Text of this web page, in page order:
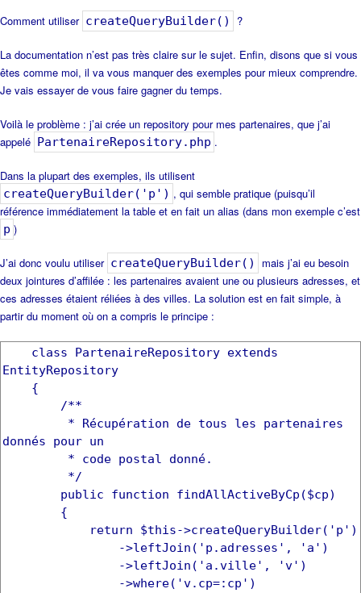
Comment utiliser createQueryBuilder() ?
La documentation n’est pas très claire sur le sujet. Enfin, disons que si vous
êtes comme moi, il va vous manquer des exemples pour mieux comprendre.
Je vais essayer de vous faire gagner du temps.
Voilà le problème : j’ai crée un repository pour mes partenaires, que j’ai
appelé PartenaireRepository.php .
Dans la plupart des exemples, ils utilisent
createQueryBuilder('p') , qui semble pratique (puisqu’il
référence immédiatement la table et en fait un alias (dans mon exemple c’est
p )
J’ai donc voulu utiliser createQueryBuilder()
mais j’ai eu besoin
deux jointures d’affilée : les partenaires avaient une ou plusieurs adresses, et
ces adresses étaient réliées à des villes. La solution est en fait simple, à
partir du moment où on a compris le principe :
class PartenaireRepository extends
EntityRepository
{
/**
* Récupération de tous les partenaires
donnés pour un
* code postal donné.
*/
public function findAllActiveByCp($cp)
{
return $this->createQueryBuilder('p')
->leftJoin('p.adresses', 'a')
->leftJoin('a.ville', 'v')
->where('v.cp=:cp')